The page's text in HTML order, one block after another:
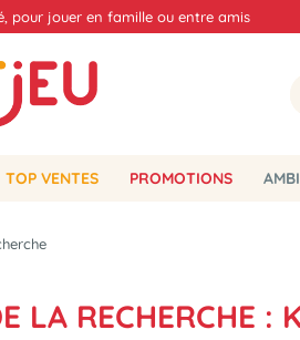
pour jouer en famille ou entre amis
TOP VENTES PROMOTIONS
LA RECHERCHE :